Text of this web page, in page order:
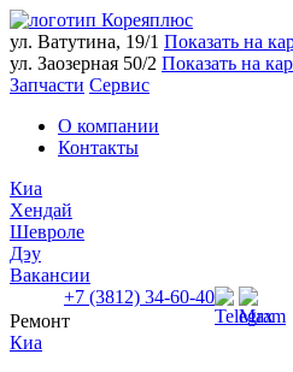
ул. Ватутина, 19/1 Показать на
ул. Заозерная 50/2 Показать на
Запчасти Сервис
О компании
Контакты
Киа
Хендай
Шевроле
Дэу
Вакансии
+7 (3812) 34-60-40
Ватутина 19/1
Ремонт
Киа